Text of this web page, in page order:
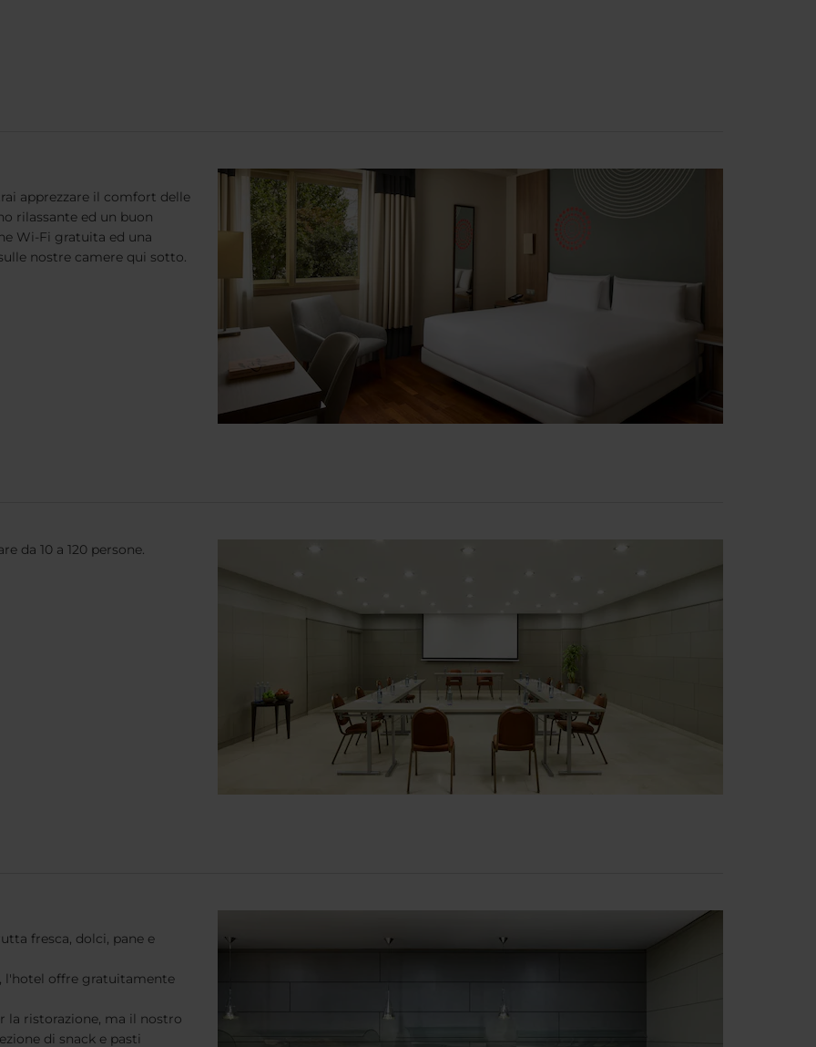
apprezzare il comfort delle
rilassante ed un buon
Wi-Fi gratuita ed una
nostre camere qui sotto.
da 10 a 120 persone.
fresca, dolci, pane e
l'hotel offre gratuitamente
la ristorazione, ma il nostro
di snack e pasti